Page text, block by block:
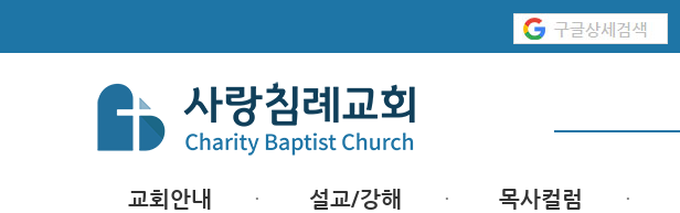
교회안내 설교/강해 목사컬럼